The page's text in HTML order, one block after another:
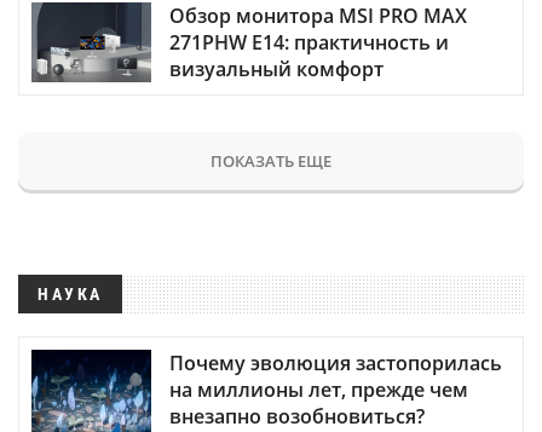
Обзор монитора MSI PRO MAX
271PHW E14: практичность и
визуальный комфорт
ПОКАЗАТЬ ЕЩЕ
НАУКА
Почему эволюция застопорилась
на миллионы лет, прежде чем
внезапно возобновиться?